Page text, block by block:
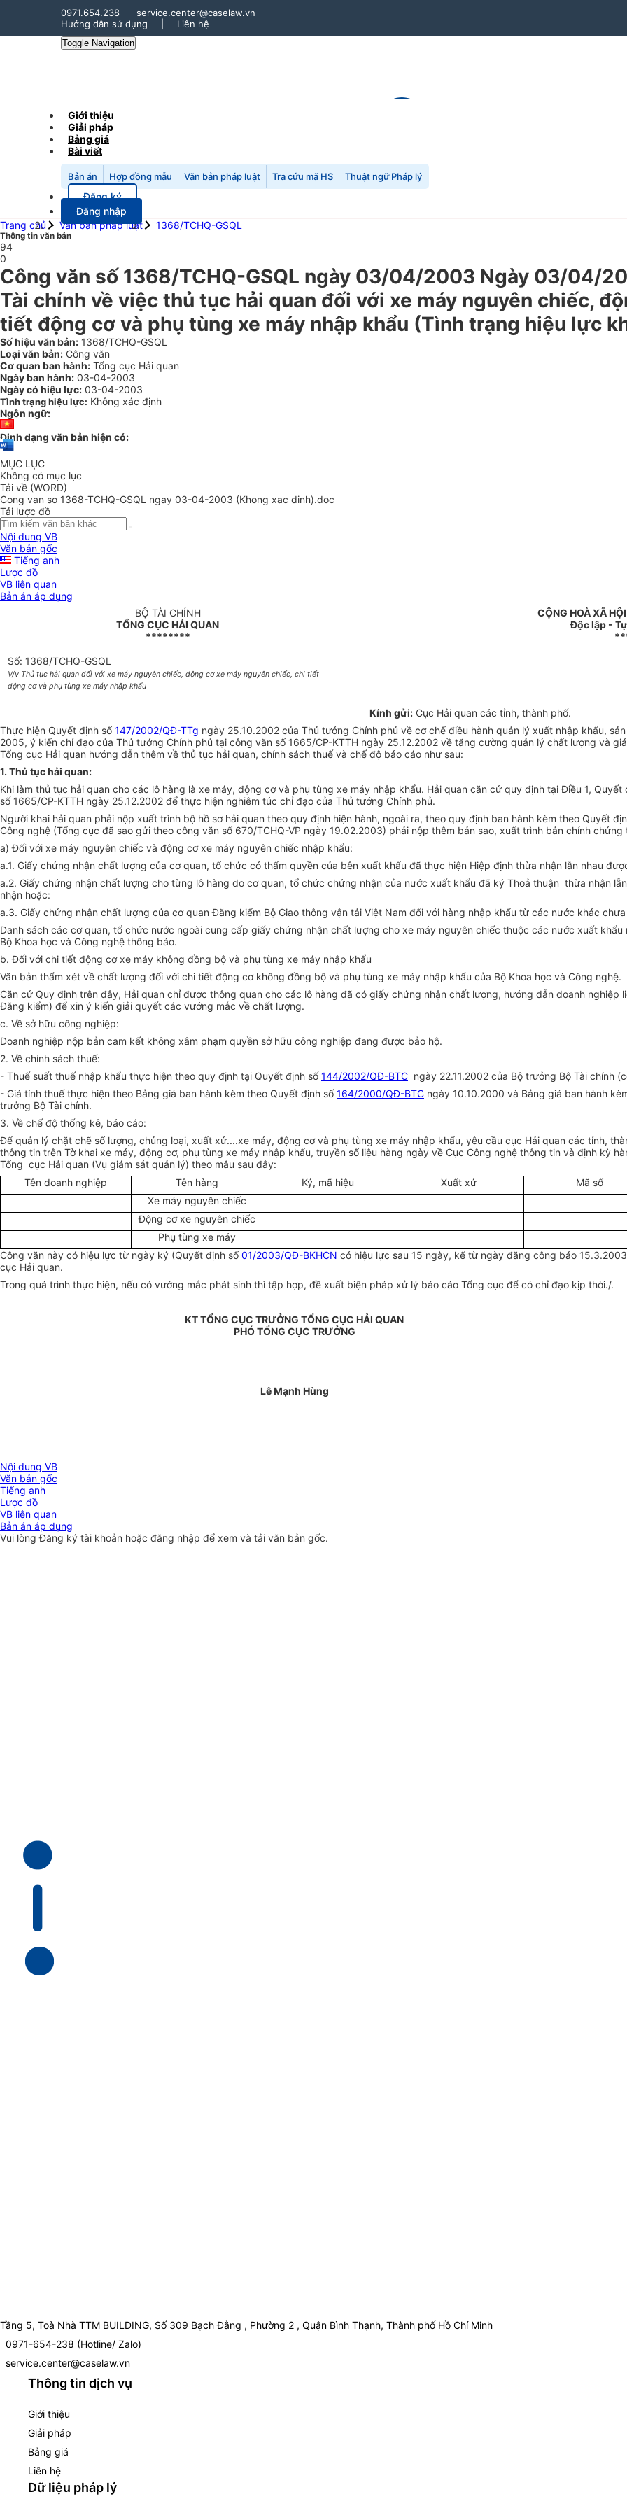
0971.654.238
service.center@caselaw.vn
Hướng dẫn sử dụng
Liên hệ
Toggle Navigation
Giới thiệu
Giải pháp
Bảng giá
Bài viết
Bản án Hợp đồng mẫu Văn bản pháp luật Tra cứu mã HS Thuật ngữ Pháp lý
Đăng ký
Đăng nhập
Trang chủ
Văn bản pháp luật 1368/TCHQ-GSQL
Thông tin văn bản
94
0
Công văn số 1368/TCHQ-GSQL ngày 03/04/2003 Ngày 03/04/
Tài chính về việc thủ tục hải quan đối với xe máy nguyên chiếc,
tiết động cơ và phụ tùng xe máy nhập khẩu (Tình trạng hiệu lực
Số hiệu văn bản: 1368/TCHQ-GSQL
Loại văn bản: Công văn
Cơ quan ban hành: Tổng cục Hải quan
Ngày ban hành: 03-04-2003
Ngày có hiệu lực: 03-04-2003
Tình trạng hiệu lực: Không xác định
Ngôn ngữ:
Định dạng văn bản hiện có:
MỤC LỤC
Không có mục lục
Tải về (WORD)
Cong van so 1368-TCHQ-GSQL ngay 03-04-2003 (Khong xac dinh).doc
Tải lược đồ
Nội dung VB
Văn bản gốc
Tiếng anh
Lược đồ
VB liên quan
Bản án áp dụng
BỘ TÀI CHÍNH
TỔNG CỤC HẢI QUAN
********
CỘNG HOÀ XÃ
Độc lập -
Số: 1368/TCHQ-GSQL
V/v Thủ tục hải quan đối với xe máy nguyên chiếc, động cơ xe máy nguyên chiếc, chi tiết
động cơ và phụ tùng xe máy nhập khẩu
Kính gửi: Cục Hải quan các tỉnh, thành phố.
Thực hiện Quyết định số147/2002/QĐ-TTg ngày 25.10.2002 của Thủ tướng Chính phủ về cơ chế điều hành quản lý xuất nhập khẩu,
2005, ý kiến chỉ đạo của Thủ tướng Chính phủ tại công văn số 1665/CP-KTTH ngày 25.12.2002 về tăng cường quản lý chất lượng và
Tổng cục Hải quan hướng dẫn thêm về thủ tục hải quan, chính sách thuế và chế độ báo cáo như sau:
1. Thủ tục hải quan:
Khi làm thủ tục hải quan cho các lô hàng là xe máy, động cơ và phụ tùng xe máy nhập khẩu. Hải quan căn cứ quy định tại Điều 1, Quyết
số 1665/CP-KTTH ngày 25.12.2002 để thực hiện nghiêm túc chỉ đạo của Thủ tướng Chính phủ.
Người khai hải quan phải nộp xuất trình bộ hồ sơ hải quan theo quy định hiện hành, ngoài ra, theo quy định ban hành kèm theo Quyết
Công nghệ (Tổng cục đã sao gửi theo công văn số 670/TCHQ-VP ngày 19.02.2003) phải nộp thêm bản sao, xuất trình bản chính chứng
a) Đối với xe máy nguyên chiếc và động cơ xe máy nguyên chiếc nhập khẩu:
a.1. Giấy chứng nhận chất lượng của cơ quan, tổ chức có thẩm quyền của bên xuất khẩu đã thực hiện Hiệp định thừa nhận lẫn nhau
a.2. Giấy chứng nhận chất lượng cho từng lô hàng do cơ quan, tổ chức chứng nhận của nước xuất khẩu đã ký Thoả thuận thừa nhận
nhận hoặc:
a.3. Giấy chứng nhận chất lượng của cơ quan Đăng kiểm Bộ Giao thông vận tải Việt Nam đối với hàng nhập khẩu từ các nước khác
Danh sách các cơ quan, tổ chức nước ngoài cung cấp giấy chứng nhận chất lượng cho xe máy nguyên chiếc thuộc các nước xuất
Bộ Khoa học và Công nghệ thông báo.
b. Đối với chi tiết động cơ xe máy không đồng bộ và phụ tùng xe máy nhập khẩu
Văn bản thẩm xét về chất lượng đối với chi tiết động cơ không đồng bộ và phụ tùng xe máy nhập khẩu của Bộ Khoa học và Công nghệ.
Căn cứ Quy định trên đây, Hải quan chỉ được thông quan cho các lô hàng đã có giấy chứng nhận chất lượng, hướng dẫn doanh nghiệp
Đăng kiểm) để xin ý kiến giải quyết các vướng mắc về chất lượng.
c. Về sở hữu công nghiệp:
Doanh nghiệp nộp bản cam kết không xâm phạm quyền sở hữu công nghiệp đang được bảo hộ.
2. Về chính sách thuế:
- Thuế suất thuế nhập khẩu thực hiện theo quy định tại Quyết định số144/2002/QĐ-BTC ngày 22.11.2002 của Bộ trưởng Bộ Tài chính
- Giá tính thuế thực hiện theo Bảng giá ban hành kèm theo Quyết định số164/2000/QĐ-BTC ngày 10.10.2000 và Bảng giá ban hành
trưởng Bộ Tài chính.
3. Về chế độ thống kê, báo cáo:
Để quản lý chặt chẽ số lượng, chủng loại, xuất xứ....xe máy, động cơ và phụ tùng xe máy nhập khẩu, yêu cầu cục Hải quan các tỉnh,
thông tin trên Tờ khai xe máy, động cơ, phụ tùng xe máy nhập khẩu, truyền số liệu hàng ngày về Cục Công nghệ thông tin và định kỳ
Tổng cục Hải quan (Vụ giám sát quản lý) theo mẫu sau đây:
Tên doanh nghiệp
Tên hàng Ký, mã hiệu Xuất xứ Mã số
Xe máy nguyên chiếc
Động cơ xe nguyên chiếc
Phụ tùng xe máy
Công văn này có hiệu lực từ ngày ký (Quyết định số01/2003/QĐ-BKHCN có hiệu lực sau 15 ngày, kể từ ngày đăng công báo
cục Hải quan.
Trong quá trình thực hiện, nếu có vướng mắc phát sinh thì tập hợp, đề xuất biện pháp xử lý báo cáo Tổng cục để có chỉ đạo kịp thời./.
KT TỔNG CỤC TRƯỞNG TỔNG CỤC HẢI QUAN
PHÓ TỔNG CỤC TRƯỞNG
Lê Mạnh Hùng
Nội dung VB
Văn bản gốc
Tiếng anh
Lược đồ
VB liên quan
Bản án áp dụng
Vui lòngĐăng ký tài khoản hoặc đăng nhập để xem và tải văn bản gốc.
Tầng 5, Toà Nhà TTM BUILDING, Số 309 Bạch Đằng , Phường 2 , Quận Bình Thạnh, Thành phố Hồ Chí Minh
0971-654-238 (Hotline/ Zalo)
service.center@caselaw.vn
Thông tin dịch vụ
Giới thiệu
Giải pháp
Bảng giá
Liên hệ
Dữ liệu pháp lý